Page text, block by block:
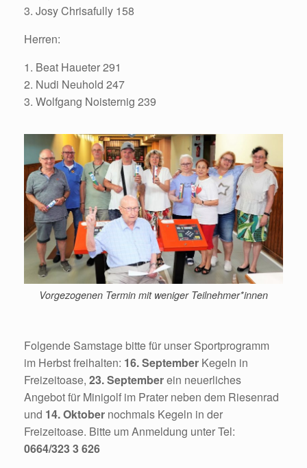
3. Josy Chrisafully 158
Herren:
1. Beat Haueter 291
2. Nudi Neuhold 247
3. Wolfgang Noisternig 239
Vorgezogenen Termin mit weniger Teilnehmer*innen
Folgende Samstage bitte für unser Sportprogramm
im Herbst freihalten: 16. September Kegeln in
Freizeitoase, 23. Septemberein neuerliches
Angebot für Minigolf im Prater neben dem Riesenrad
und 14. Oktober nochmals Kegeln in der
Freizeitoase. Bitte um Anmeldung unter Tel:
0664/323 3 626